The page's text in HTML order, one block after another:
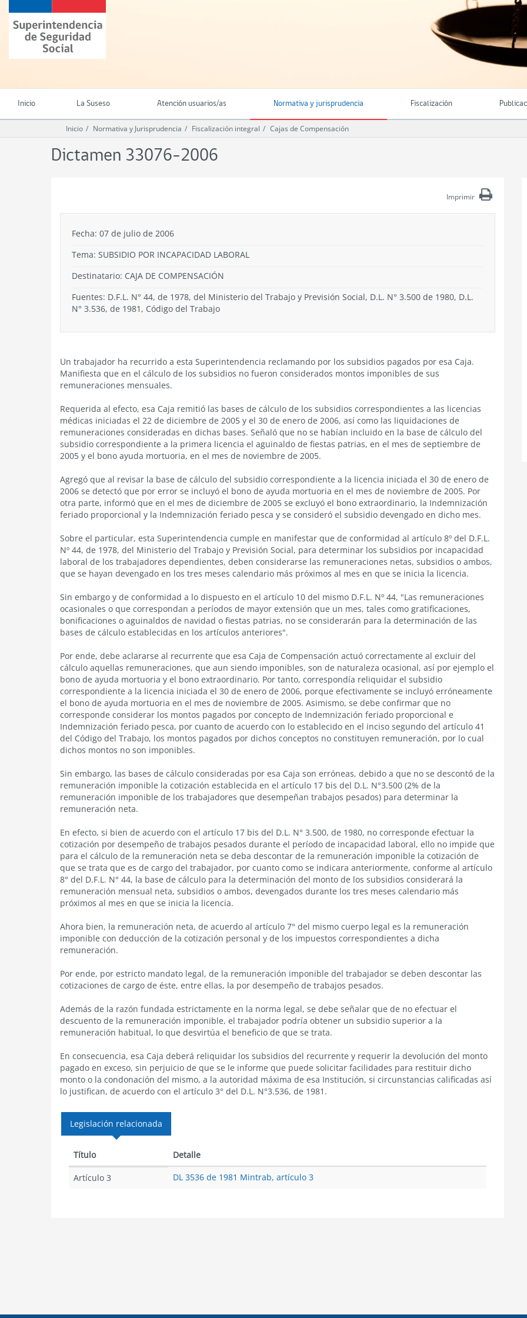
contenido
principal
Superintendencia
de
Seguridad
(SUSESO)
Chile
Inicio La Suseso Atención usuarios/as Normativa y jurisprudencia Fiscalización
Inicio Normativa y Jurisprudencia Fiscalización integral Cajas de Compensación
Dictamen 33076-2006
Imprimir
Fecha: 07 de julio de 2006
Tema: SUBSIDIO POR INCAPACIDAD LABORAL
Destinatario: CAJA DE COMPENSACIÓN
Fuentes: D.F.L. N° 44, de 1978, del Ministerio del Trabajo y Previsión Social, D.L. N° 3.500 de 1980, D.L.
N° 3.536, de 1981, Código del Trabajo
Un trabajador ha recurrido a esta Superintendencia reclamando por los subsidios pagados por esa Caja.
Manifiesta que en el cálculo de los subsidios no fueron considerados montos imponibles de sus
remuneraciones mensuales.
Requerida al efecto, esa Caja remitió las bases de cálculo de los subsidios correspondientes a las licencias
médicas iniciadas el 22 de diciembre de 2005 y el 30 de enero de 2006, así como las liquidaciones de
remuneraciones consideradas en dichas bases. Señaló que no se habían incluido en la base de cálculo del
subsidio correspondiente a la primera licencia el aguinaldo de fiestas patrias, en el mes de septiembre de
2005 y el bono ayuda mortuoria, en el mes de noviembre de 2005.
Agregó que al revisar la base de cálculo del subsidio correspondiente a la licencia iniciada el 30 de enero de
2006 se detectó que por error se incluyó el bono de ayuda mortuoria en el mes de noviembre de 2005. Por
otra parte, informó que en el mes de diciembre de 2005 se excluyó el bono extraordinario, la Indemnización
feriado proporcional y la Indemnización feriado pesca y se consideró el subsidio devengado en dicho mes.
Sobre el particular, esta Superintendencia cumple en manifestar que de conformidad al artículo 8º del D.F.L.
Nº 44, de 1978, del Ministerio del Trabajo y Previsión Social, para determinar los subsidios por incapacidad
laboral de los trabajadores dependientes, deben considerarse las remuneraciones netas, subsidios o ambos,
que se hayan devengado en los tres meses calendario más próximos al mes en que se inicia la licencia.
Sin embargo y de conformidad a lo dispuesto en el artículo 10 del mismo D.F.L. Nº 44, "Las remuneraciones
ocasionales o que correspondan a períodos de mayor extensión que un mes, tales como gratificaciones,
bonificaciones o aguinaldos de navidad o fiestas patrias, no se considerarán para la determinación de las
bases de cálculo establecidas en los artículos anteriores".
Por ende, debe aclararse al recurrente que esa Caja de Compensación actuó correctamente al excluir del
cálculo aquellas remuneraciones, que aun siendo imponibles, son de naturaleza ocasional, así por ejemplo el
bono de ayuda mortuoria y el bono extraordinario. Por tanto, correspondía reliquidar el subsidio
correspondiente a la licencia iniciada el 30 de enero de 2006, porque efectivamente se incluyó erróneamente
el bono de ayuda mortuoria en el mes de noviembre de 2005. Asimismo, se debe confirmar que no
corresponde considerar los montos pagados por concepto de Indemnización feriado proporcional e
Indemnización feriado pesca, por cuanto de acuerdo con lo establecido en el inciso segundo del artículo 41
del Código del Trabajo, los montos pagados por dichos conceptos no constituyen remuneración, por lo cual
dichos montos no son imponibles.
Sin embargo, las bases de cálculo consideradas por esa Caja son erróneas, debido a que no se descontó de la
remuneración imponible la cotización establecida en el artículo 17 bis del D.L. N°3.500 (2% de la
remuneración imponible de los trabajadores que desempeñan trabajos pesados) para determinar la
remuneración neta.
En efecto, si bien de acuerdo con el artículo 17 bis del D.L. N° 3.500, de 1980, no corresponde efectuar la
cotización por desempeño de trabajos pesados durante el período de incapacidad laboral, ello no impide que
para el cálculo de la remuneración neta se deba descontar de la remuneración imponible la cotización de
que se trata que es de cargo del trabajador, por cuanto como se indicara anteriormente, conforme al artículo
8° del D.F.L. N° 44, la base de cálculo para la determinación del monto de los subsidios considerará la
remuneración mensual neta, subsidios o ambos, devengados durante los tres meses calendario más
próximos al mes en que se inicia la licencia.
Ahora bien, la remuneración neta, de acuerdo al artículo 7° del mismo cuerpo legal es la remuneración
imponible con deducción de la cotización personal y de los impuestos correspondientes a dicha
remuneración.
Por ende, por estricto mandato legal, de la remuneración imponible del trabajador se deben descontar las
cotizaciones de cargo de éste, entre ellas, la por desempeño de trabajos pesados.
Además de la razón fundada estrictamente en la norma legal, se debe señalar que de no efectuar el
descuento de la remuneración imponible, el trabajador podría obtener un subsidio superior a la
remuneración habitual, lo que desvirtúa el beneficio de que se trata.
En consecuencia, esa Caja deberá reliquidar los subsidios del recurrente y requerir la devolución del monto
pagado en exceso, sin perjuicio de que se le informe que puede solicitar facilidades para restituir dicho
monto o la condonación del mismo, a la autoridad máxima de esa Institución, si circunstancias calificadas así
lo justifican, de acuerdo con el artículo 3° del D.L. N°3.536, de 1981.
Legislación relacionada
Título Detalle
Artículo 3 DL 3536 de 1981 Mintrab, artículo 3